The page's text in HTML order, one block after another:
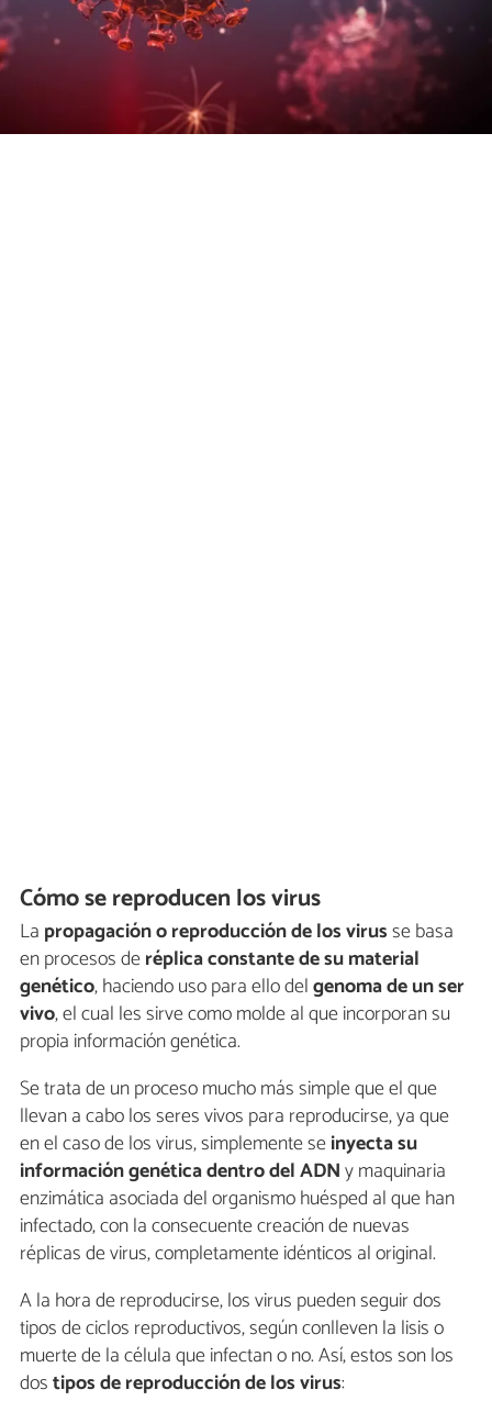
Cómo se reproducen los virus
La propagación o reproducción de los virusse basa
en procesos deréplica constante de su material
genético, haciendo uso para ello delgenoma de un ser
vivo, el cual les sirve como molde al que incorporan su
propia información genética.
Se trata de un proceso mucho más simple que el que
llevan a cabo los seres vivos para reproducirse, ya que
en el caso de los virus, simplemente seinyecta su
información genética dentro del ADNy maquinaria
enzimática asociada del organismo huésped al que han
infectado, con la consecuente creación de nuevas
réplicas de virus, completamente idénticos al original.
A la hora de reproducirse, los virus pueden seguir dos
tipos de ciclos reproductivos, según conlleven la lisis o
muerte de la célula que infectan o no. Así, estos son los
dostipos de reproducción de los virus: